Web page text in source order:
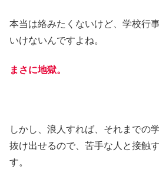
本当は絡みたくないけど、学校行
いけないんですよね。
まさに地獄。
しかし、浪人すれば、それまでの
抜け出せるので、苦手な人と接触
す。